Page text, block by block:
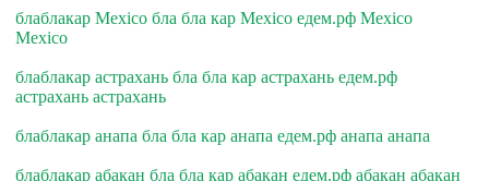
блаблакар Mexico бла бла кар Mexico едем.рф Mexico
Mexico
блаблакар астрахань бла бла кар астрахань едем.рф
астрахань астрахань
блаблакар анапа бла бла кар анапа едем.рф анапа анапа
блаблакар абакан бла бла кар абакан едем.рф абакан абакан